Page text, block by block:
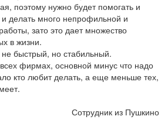
поэтому нужно будет помогать и
делать много непрофильной и
зато это дает множество
в жизни.
быстрый, но стабильный.
фирмах, основной минус что надо
кто любит делать, а еще меньше тех,
Сотрудник из Пушкино